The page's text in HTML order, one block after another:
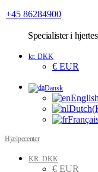
+45 86284900
Specialisteri
kr. DKK
€ EUR
Dansk
English
Dutch(
Hjælpecenter
KR. DKK
€ EUR